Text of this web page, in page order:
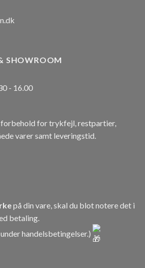
SHOWROOM
- 16.00
for trykfejl, restpartier,
varer samt leveringstid.
på din vare, skal du blot notere det i
betaling.
handelsbetingelser.)